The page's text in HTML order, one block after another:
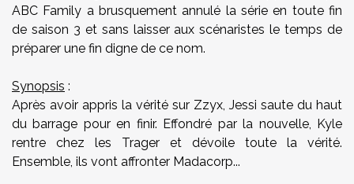
ABC Family a brusquement annulé la série en toute fin
de saison 3 et sans laisser aux scénaristes le temps de
préparer une fin digne de ce nom.
Synopsis :
Après avoir appris la vérité sur Zzyx, Jessi saute du haut
du barrage pour en finir. Effondré par la nouvelle, Kyle
rentre chez les Trager et dévoile toute la vérité.
Ensemble, ils vont affronter Madacorp...